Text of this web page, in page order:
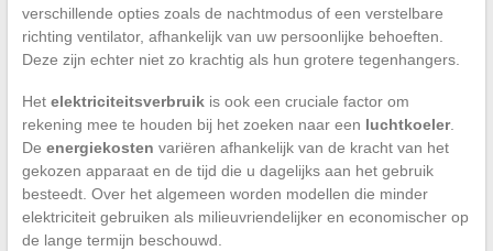
verschillende opties zoals de nachtmodus of een verstelbare
richting ventilator, afhankelijk van uw persoonlijke behoeften.
Deze zijn echter niet zo krachtig als hun grotere tegenhangers.
Het elektriciteitsverbruikis ook een cruciale factor om
rekening mee te houden bij het zoeken naar een luchtkoeler.
De energiekosten variëren afhankelijk van de kracht van het
gekozen apparaat en de tijd die u dagelijks aan het gebruik
besteedt. Over het algemeen worden modellen die minder
elektriciteit gebruiken als milieuvriendelijker en economischer op
de lange termijn beschouwd.